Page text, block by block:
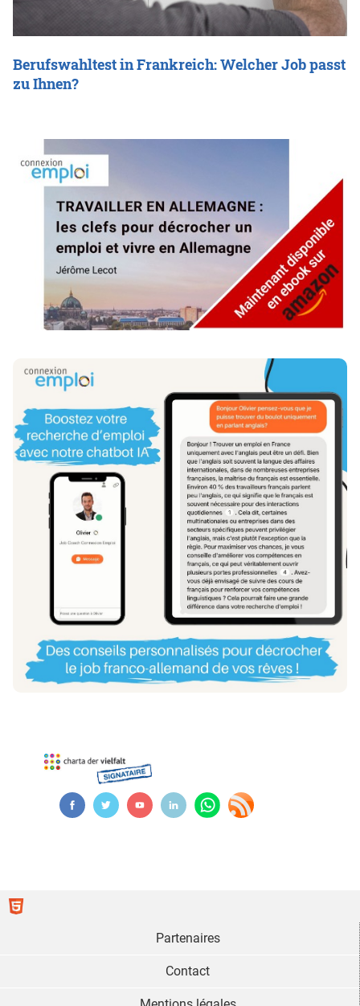
Berufswahltest in Frankreich: Welcher Job passt
zu Ihnen?
Partenaires
Contact